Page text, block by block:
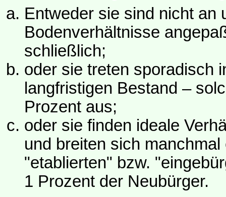
Entweder sie sind nicht an
Bodenverhältnisse
schließlich;
oder sie treten sporadisch
langfristigen Bestand –
Prozent aus;
oder sie finden ideale
und breiten sich
"etablierten" bzw.
1 Prozent der Neubürger.